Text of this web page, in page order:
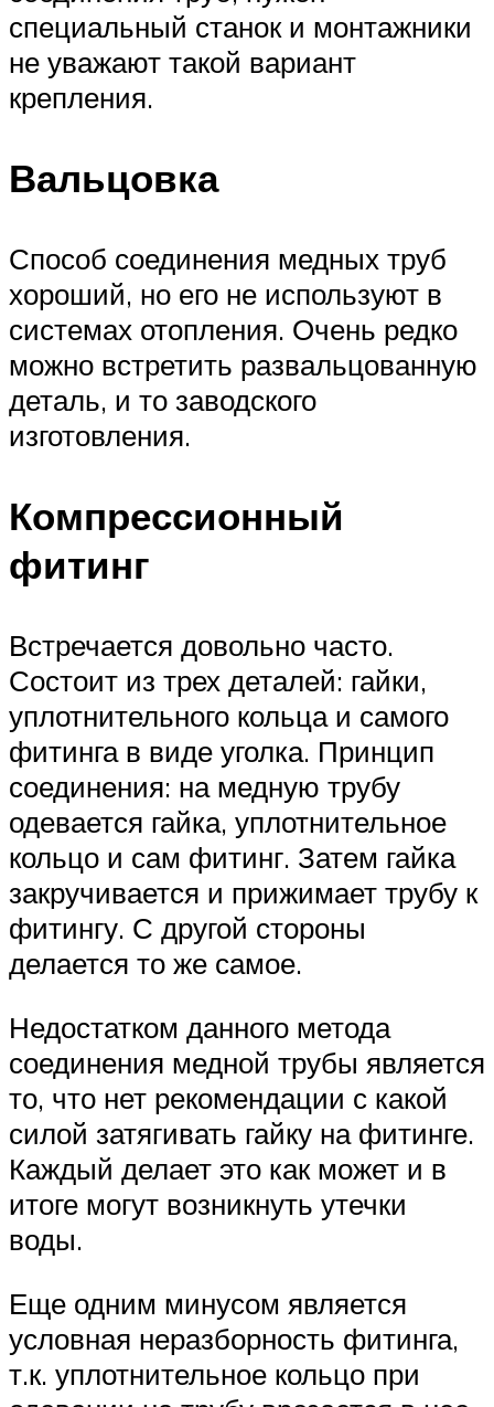
специальный станок и монтажники
не уважают такой вариант
крепления.
Вальцовка
Способ соединения медных труб
хороший, но его не используют в
системах отопления. Очень редко
можно встретить развальцованную
деталь, и то заводского
изготовления.
Компрессионный
фитинг
Встречается довольно часто.
Состоит из трех деталей: гайки,
уплотнительного кольца и самого
фитинга в виде уголка. Принцип
соединения: на медную трубу
одевается гайка, уплотнительное
кольцо и сам фитинг. Затем гайка
закручивается и прижимает трубу к
фитингу. С другой стороны
делается то же самое.
Недостатком данного метода
соединения медной трубы является
то, что нет рекомендации с какой
силой затягивать гайку на фитинге.
Каждый делает это как может и в
итоге могут возникнуть утечки
воды.
Еще одним минусом является
условная неразборность фитинга,
т.к. уплотнительное кольцо при